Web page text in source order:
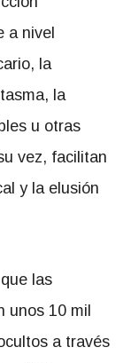
a nivel
la
la
u otras
vez, facilitan
y la elusión
las
unos 10 mil
a través